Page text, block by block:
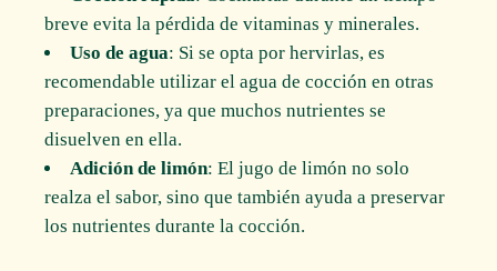
breve evita la pérdida de vitaminas y minerales.
Uso de agua: Si se opta por hervirlas, es
recomendable utilizar el agua de cocción en otras
preparaciones, ya que muchos nutrientes se
disuelven en ella.
Adición de limón: El jugo de limón no solo
realza el sabor, sino que también ayuda a preservar
los nutrientes durante la cocción.